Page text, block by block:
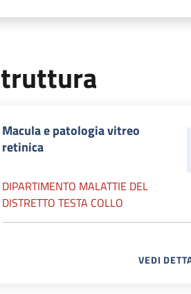
Macula e patologia vitreo
retinica
DIPARTIMENTO MALATTIE DEL
DISTRETTO TESTA COLLO
VEDI